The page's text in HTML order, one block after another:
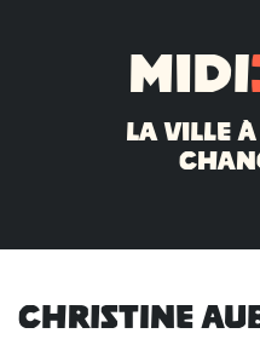
Midi
La ville
Christine